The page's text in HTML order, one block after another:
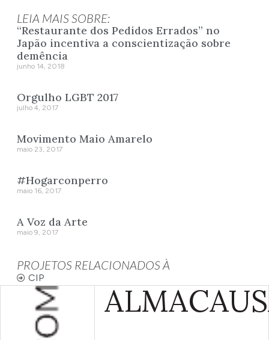
LEIA MAIS SOBRE:
“Restaurante dos Pedidos Errados” no
Japão incentiva a conscientização sobre
demência
junho 14, 2018
Orgulho LGBT 2017
julho 4, 2017
Movimento Maio Amarelo
maio 23, 2017
#Hogarconperro
maio 16, 2017
A Voz da Arte
maio 9, 2017
PROJETOS RELACIONADOS À
CIP
ALMA